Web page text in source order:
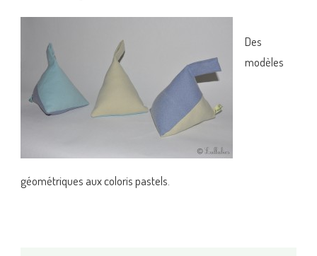
Des
modèles
géométriques aux coloris pastels.